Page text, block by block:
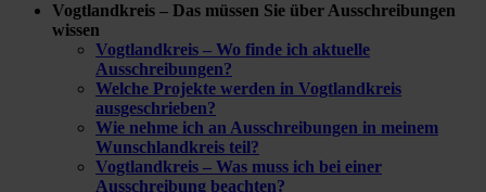
Vogtlandkreis – Das müssen Sie über Ausschreibungen
wissen
Vogtlandkreis – Wo finde ich aktuelle
Ausschreibungen?
Welche Projekte werden in Vogtlandkreis
ausgeschrieben?
Wie nehme ich an Ausschreibungen in meinem
Wunschlandkreis teil?
Vogtlandkreis – Was muss ich bei einer
Ausschreibung beachten?